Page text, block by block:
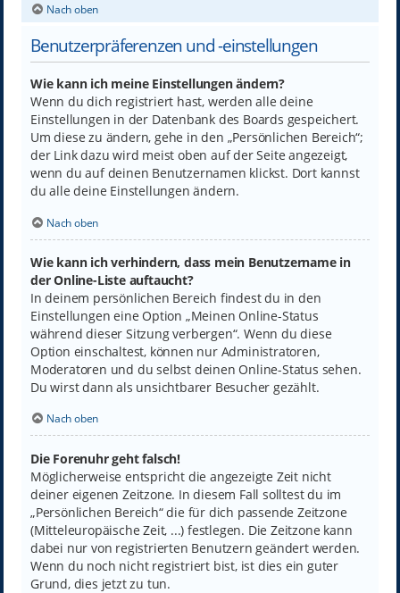
Nach oben
Benutzerpräferenzen und -einstellungen
Wie kann ich meine Einstellungen ändern?
Wenn du dich registriert hast, werden alle deine
Einstellungen in der Datenbank des Boards gespeichert.
Um diese zu ändern, gehe in den „Persönlichen Bereich“;
der Link dazu wird meist oben auf der Seite angezeigt,
wenn du auf deinen Benutzernamen klickst. Dort kannst
du alle deine Einstellungen ändern.
Nach oben
Wie kann ich verhindern, dass mein Benutzername in
der Online-Liste auftaucht?
In deinem persönlichen Bereich findest du in den
Einstellungen eine Option „Meinen Online-Status
während dieser Sitzung verbergen“. Wenn du diese
Option einschaltest, können nur Administratoren,
Moderatoren und du selbst deinen Online-Status sehen.
Du wirst dann als unsichtbarer Besucher gezählt.
Nach oben
Die Forenuhr geht falsch!
Möglicherweise entspricht die angezeigte Zeit nicht
deiner eigenen Zeitzone. In diesem Fall solltest du im
„Persönlichen Bereich“ die für dich passende Zeitzone
(Mitteleuropäische Zeit, ...) festlegen. Die Zeitzone kann
dabei nur von registrierten Benutzern geändert werden.
Wenn du noch nicht registriert bist, ist dies ein guter
Grund, dies jetzt zu tun.